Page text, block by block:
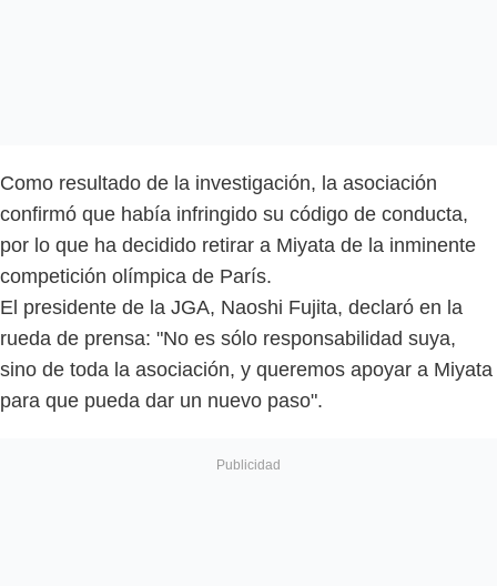
Como resultado de la investigación, la asociación
confirmó que había infringido su código de conducta,
por lo que ha decidido retirar a Miyata de la inminente
competición olímpica de París.
El presidente de la JGA, Naoshi Fujita, declaró en la
rueda de prensa: "No es sólo responsabilidad suya,
sino de toda la asociación, y queremos apoyar a Miyata
para que pueda dar un nuevo paso".